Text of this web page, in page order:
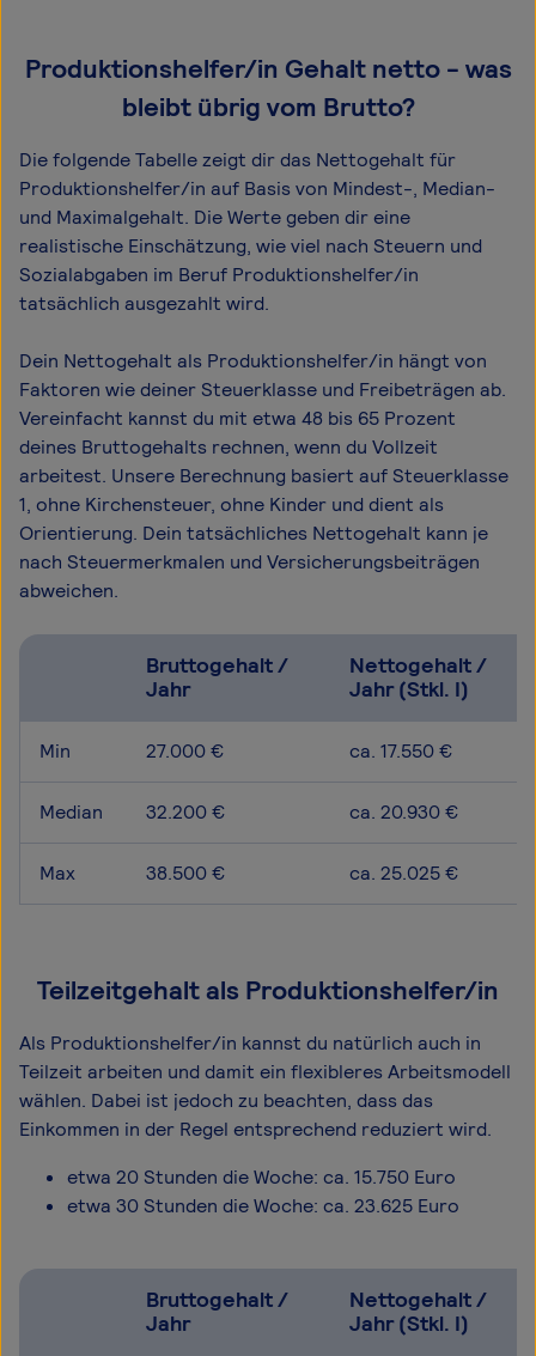
Produktionshelfer/in Gehalt netto - was
bleibt übrig vom Brutto?
Die folgende Tabelle zeigt dir das Netto­gehalt für
Produktionshelfer/in auf Basis von Mindest-, Median-
und Maximal­gehalt. Die Werte geben dir eine
realistische Einschätzung, wie viel nach Steuern und
Sozialabgaben im Beruf Produktionshelfer/in
tatsächlich ausgezahlt wird.
Dein Nettogehalt als Produktionshelfer/in hängt von
Faktoren wie deiner Steuerklasse und Freibeträgen ab.
Vereinfacht kannst du mit etwa 48 bis 65 Prozent
deines Bruttogehalts rechnen, wenn du Vollzeit
arbeitest. Unsere Berechnung basiert auf Steuerklasse
1, ohne Kirchensteuer, ohne Kinder und dient als
Orientierung. Dein tatsächliches Nettogehalt kann je
nach Steuermerkmalen und Versicherungsbeiträgen
abweichen.
Bruttogehalt /
Jahr
Nettogehalt /
Jahr (Stkl. I)
Min 27.000 € ca. 17.550 €
Median 32.200 € ca. 20.930 €
Max 38.500 € ca. 25.025 €
Teilzeitgehalt als Produktionshelfer/in
Als Produktionshelfer/in kannst du natürlich auch in
Teilzeit arbeiten und damit ein flexibleres Arbeitsmodell
wählen. Dabei ist jedoch zu beachten, dass das
Einkommen in der Regel entsprechend reduziert wird.
etwa 20 Stunden die Woche: ca. 15.750 Euro
etwa 30 Stunden die Woche: ca. 23.625 Euro
Bruttogehalt /
Jahr
Nettogehalt /
Jahr (Stkl. I)